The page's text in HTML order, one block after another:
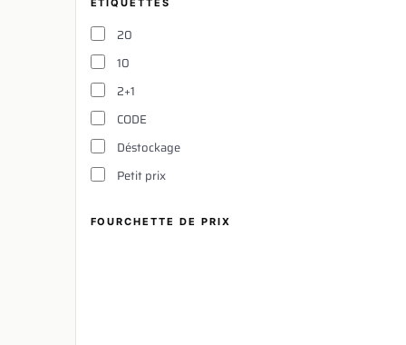
ÉTIQUETTES
20
10
2+1
CODE
Déstockage
Petit prix
FOURCHETTE DE PRIX